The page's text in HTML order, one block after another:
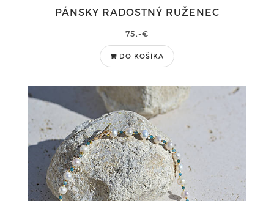
PÁNSKY RADOSTNÝ RUŽENEC
75,-€
DO KOŠÍKA